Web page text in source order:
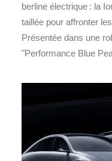
berline électrique : la
taillée pour affronter
Présentée dans une
"Performance Blue